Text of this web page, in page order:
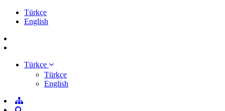
Türkçe
English
Türkçe
Türkçe
English